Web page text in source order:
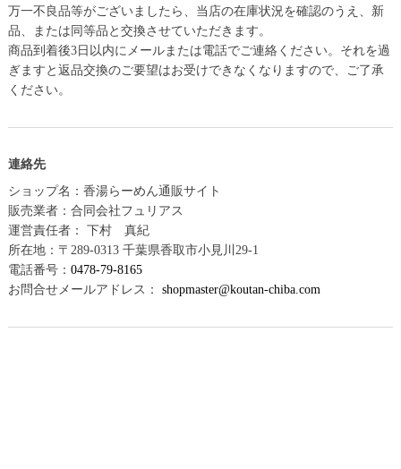
万一不良品等がございましたら、当店の在庫状況を確認のうえ、新
品、または同等品と交換させていただきます。
商品到着後3日以内にメールまたは電話でご連絡ください。それを過
ぎますと返品交換のご要望はお受けできなくなりますので、ご了承
ください。
連絡先
ショップ名：香湯らーめん通販サイト
販売業者：合同会社フュリアス
運営責任者： 下村 真紀
所在地：〒289-0313 千葉県香取市小見川29-1
電話番号： 0478-79-8165
お問合せメールアドレス： shopmaster@koutan-chiba.com